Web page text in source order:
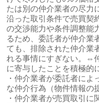
たは別の仲介業者の尽力
沿った取引条件で売買
の交渉能力や条件調整能
るため、委託者が仲介業
ても、排除された仲介業
れる事情にすぎない。⇔
に寄与したことを積極的
・仲介業者が委託者によ
な仲介行為（物件情報の
・仲介業者が売買取引